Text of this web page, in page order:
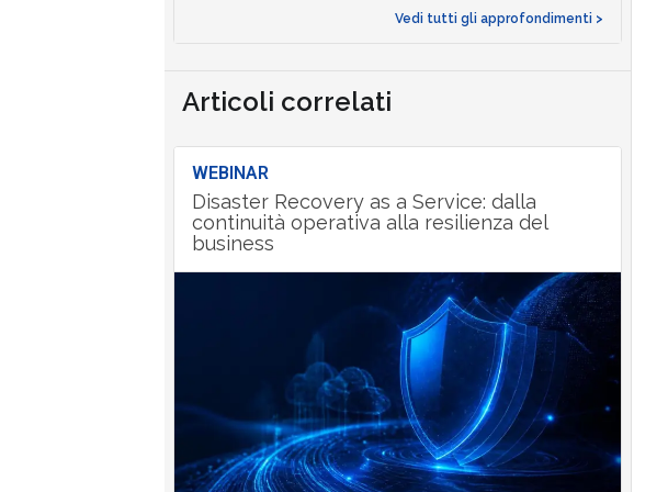
Vedi tutti gli approfondimenti >
Articoli correlati
WEBINAR
Disaster Recovery as a Service: dalla
continuità operativa alla resilienza del
business